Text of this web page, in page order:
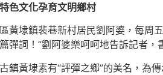
色文化孕育文明鄉村
黃埭鎮裴巷新村居民劉阿婆，每周
彈詞！”劉阿婆樂呵呵地告訴記者
鎮黃埭素有“評彈之鄉”的美名，為